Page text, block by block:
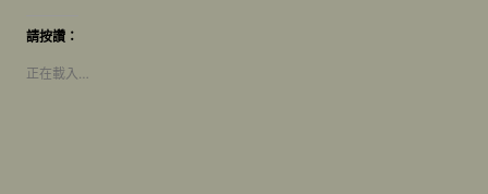
請按讚：
正在載入…